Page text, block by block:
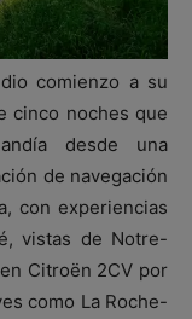
comienzo a su
cinco noches que
desde una
de navegación
con experiencias
vistas de Notre-
Citroën 2CV por
como La Roche-